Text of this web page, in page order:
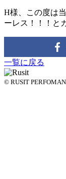
H様、この度は
ーレス！！！と
一覧に戻る
© RUSIT